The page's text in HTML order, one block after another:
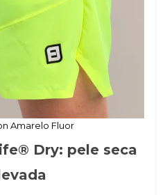
Amarelo Fluor
Dry: pele seca